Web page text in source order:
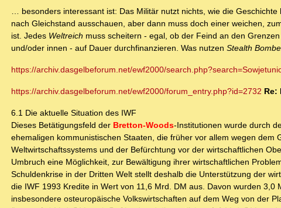
… besonders interessant ist: Das Militär nutzt nichts, wie die
nach Gleichstand ausschauen, aber dann muss doch einer weichen,
ist. Jedes Weltreich muss scheitern - egal, ob der Feind an den
und/oder innen - auf Dauer durchfinanzieren. Was nutzen Stealth
https://archiv.dasgelbeforum.net/ewf2000/
https://archiv.dasgelbeforum.net/ewf2000/forum_entry.php?id=2732 Re:
6.1 Die aktuelle Situation des IWF
Dieses Betätigungsfeld der Bretton-Woods-Institutionen wurde durch
ehemaligen kommunistischen Staaten, die früher vor allem wegen
Weltwirtschaftssystems und der Befürchtung vor der wirtschaftlichen
Umbruch eine Möglichkeit, zur Bewältigung ihrer wirtschaftlichen
Schuldenkrise in der Dritten Welt stellt deshalb die Unterstützung der
die IWF 1993 Kredite in Wert von 11,6 Mrd. DM aus. Davon wurden
insbesondere osteuropäische Volkswirtschaften auf dem Weg von der